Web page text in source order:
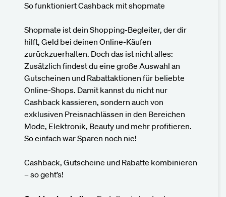
So funktioniert Cashback mit shopmate
Shopmate ist dein Shopping-Begleiter, der dir
hilft, Geld bei deinen Online-Käufen
zurückzuerhalten. Doch das ist nicht alles:
Zusätzlich findest du eine große Auswahl an
Gutscheinen und Rabattaktionen für beliebte
Online-Shops. Damit kannst du nicht nur
Cashback kassieren, sondern auch von
exklusiven Preisnachlässen in den Bereichen
Mode, Elektronik, Beauty und mehr profitieren.
So einfach war Sparen noch nie!
Cashback, Gutscheine und Rabatte kombinieren
– so geht’s!